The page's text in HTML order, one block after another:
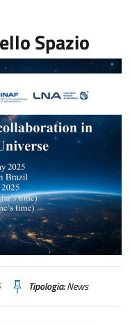
Spazio
Tipologia:News